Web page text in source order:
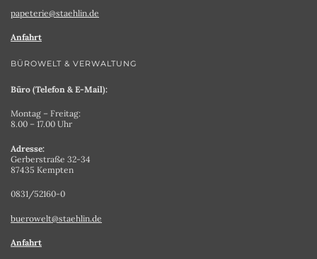
papeterie@staehlin.de
Anfahrt
BÜROWELT & VERWALTUNG
Büro (Telefon & E-Mail):
Montag – Freitag:
8.00 – 17.00 Uhr
Adresse:
Gerberstraße 32-34
87435 Kempten
0831/52160-0
buerowelt@staehlin.de
Anfahrt